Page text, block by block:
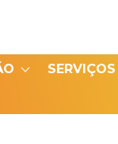
SERVIÇOS